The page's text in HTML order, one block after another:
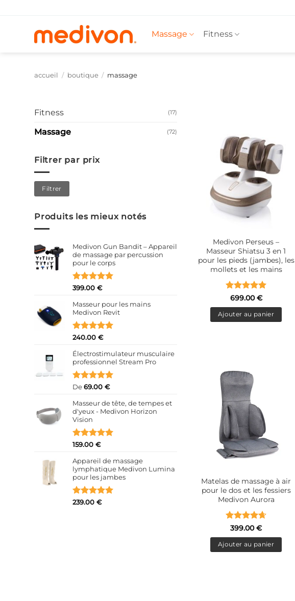
contenu
Massage Fitness
accueil / boutique / massage
Fitness (17)
Massage (72)
Filtrer par prix
Prix
min
Prix
maxFiltrer
Produits les mieux notés
Medivon Gun Bandit – Appareil
de massage par percussion
pour le corps
Note5.00
399.00 €
Masseur pour les mains
Medivon Revit
Note5 sur
240.00 €
Électrostimulateur musculaire
professionnel Stream Pro
Note5sur
De 69.00 €
Masseur de tête, de tempes et
d'yeux - Medivon Horizon
Vision
Note5sur
159.00 €
Appareil de massage
lymphatique Medivon Lumina
pour les jambes
Note5 sur
239.00 €
Medivon Perseus –
Masseur Shiatsu 3 en 1
pour les pieds (jambes), les
mollets et les mains
Note5sur
699.00€
Ajouter au panier
Matelas de massage à air
pour le dos et les fessiers
Medivon Aurora
Note4.67
399.00€
Ajouter au panier